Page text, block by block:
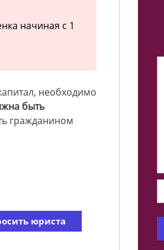
начиная с 1
необходимо
быть
гражданином
юриста